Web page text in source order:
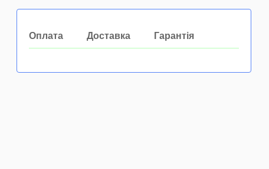
Оплата Доставка Гарантія